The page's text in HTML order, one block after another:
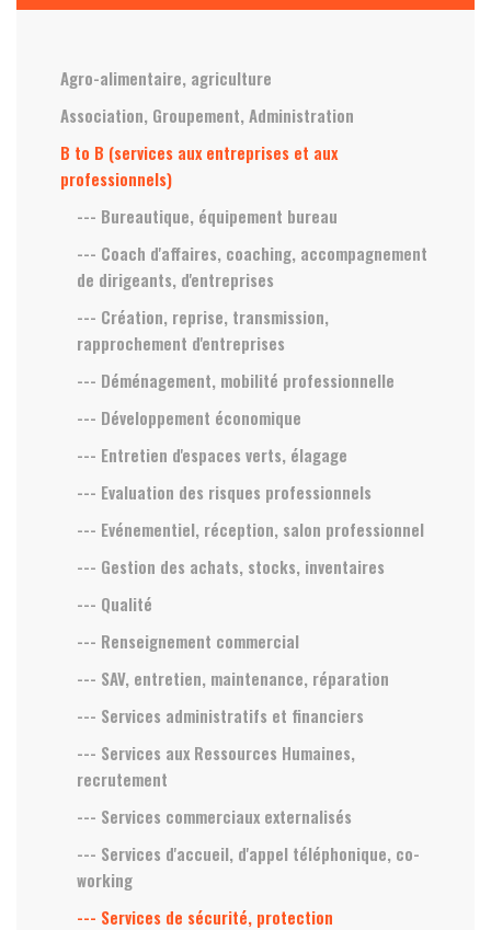
Agro-alimentaire, agriculture
Association, Groupement, Administration
B to B (services aux entreprises et aux
professionnels)
--- Bureautique, équipement bureau
--- Coach d'affaires, coaching, accompagnement
de dirigeants, d'entreprises
--- Création, reprise, transmission,
rapprochement d'entreprises
--- Déménagement, mobilité professionnelle
--- Développement économique
--- Entretien d'espaces verts, élagage
--- Evaluation des risques professionnels
--- Evénementiel, réception, salon professionnel
--- Gestion des achats, stocks, inventaires
--- Qualité
--- Renseignement commercial
--- SAV, entretien, maintenance, réparation
--- Services administratifs et financiers
--- Services aux Ressources Humaines,
recrutement
--- Services commerciaux externalisés
--- Services d'accueil, d'appel téléphonique, co-
working
--- Services de sécurité, protection